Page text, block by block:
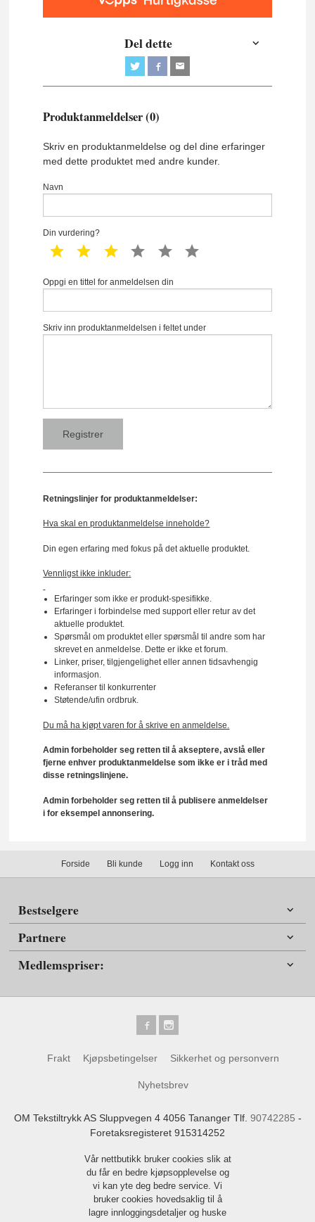
Del dette
Produktanmeldelser (0)
Skriv en produktanmeldelse og del dine erfaringer
med dette produktet med andre kunder.
Navn
Din vurdering?
1 star 2 star 3 star 4 star 5 star
Oppgi en tittel for anmeldelsen din
Skriv inn produktanmeldelsen i feltet under
Retningslinjer for produktanmeldelser:
Hva skal en produktanmeldelse inneholde?
Din egen erfaring med fokus på det aktuelle produktet.
Vennligst ikke inkluder:
Erfaringer som ikke er produkt-spesifikke.
Erfaringer i forbindelse med support eller retur av det
aktuelle produktet.
Spørsmål om produktet eller spørsmål til andre som har
skrevet en anmeldelse. Dette er ikke et forum.
Linker, priser, tilgjengelighet eller annen tidsavhengig
informasjon.
Referanser til konkurrenter
Støtende/ufin ordbruk.
Du må ha kjøpt varen for å skrive en anmeldelse.
Admin forbeholder seg retten til å akseptere, avslå eller
fjerne enhver produktanmeldelse som ikke er i tråd med
disse retningslinjene.
Admin forbeholder seg retten til å publisere anmeldelser
i for eksempel annonsering.
Forside Bli kunde Logg inn Kontakt oss
Bestselgere
Partnere
Medlemspriser:
Frakt Kjøpsbetingelser Sikkerhet og personvern
Nyhetsbrev
OM Tekstiltrykk AS Sluppvegen 4 4056 Tananger Tlf. 90742285 -
Foretaksregisteret 915314252
Vår nettbutikk bruker cookies slik at
du får en bedre kjøpsopplevelse og
vi kan yte deg bedre service. Vi
bruker cookies hovedsaklig til å
lagre innloggingsdetaljer og huske